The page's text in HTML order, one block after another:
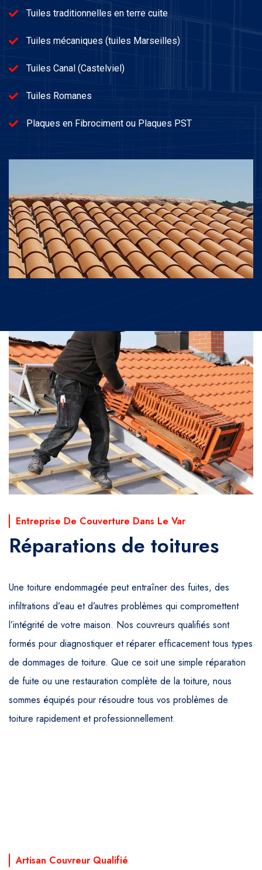
Tuiles traditionnelles en terre cuite
Tuiles mécaniques (tuiles Marseilles)
Tuiles Canal (Castelviel)
Tuiles Romanes
Plaques en Fibrociment ou Plaques PST
Entreprise De Couverture Dans Le Var
Réparations de toitures
Une toiture endommagée peut entraîner des fuites, des
infiltrations d’eau et d’autres problèmes qui compromettent
l’intégrité de votre maison. Nos couvreurs qualifiés sont
formés pour diagnostiquer et réparer efficacement tous types
de dommages de toiture. Que ce soit une simple réparation
de fuite ou une restauration complète de la toiture, nous
sommes équipés pour résoudre tous vos problèmes de
toiture rapidement et professionnellement.
Artisan Couvreur Qualifié